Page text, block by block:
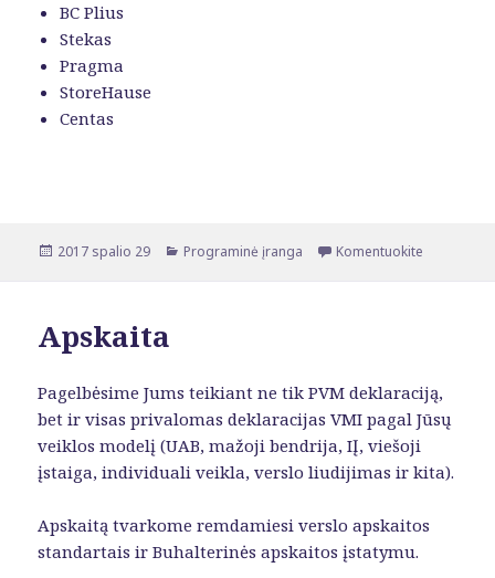
BC Plius
Stekas
Pragma
StoreHause
Centas
Paskelbta
2017 spalio 29 Kategorijos
Programinė įranga Komentuokite
Apskaita
Pagelbėsime Jums teikiant ne tik PVM deklaraciją,
bet ir visas privalomas deklaracijas VMI pagal Jūsų
veiklos modelį (UAB, mažoji bendrija, IĮ, viešoji
įstaiga, individuali veikla, verslo liudijimas ir kita).
Apskaitą tvarkome remdamiesi verslo apskaitos
standartais ir Buhalterinės apskaitos įstatymu.